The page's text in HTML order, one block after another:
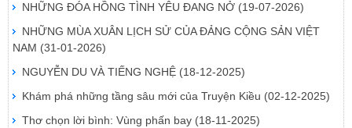
NHỮNG ĐÓA HỒNG TÌNH YÊU ĐANG NỞ (19-07-2026)
NHỮNG MÙA XUÂN LỊCH SỬ CỦA ĐẢNG CỘNG SẢN VIỆT
NAM (31-01-2026)
NGUYỄN DU VÀ TIẾNG NGHỆ (18-12-2025)
Khám phá những tầng sâu mới của Truyện Kiều (02-12-2025)
Thơ chọn lời bình: Vùng phấn bay (18-11-2025)